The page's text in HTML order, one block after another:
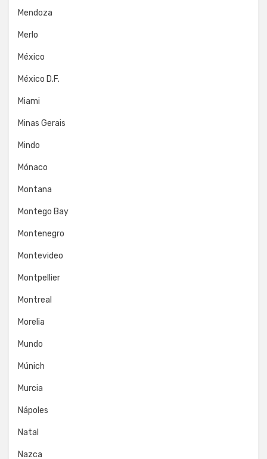
Mendoza
Merlo
México
México D.F.
Miami
Minas Gerais
Mindo
Mónaco
Montana
Montego Bay
Montenegro
Montevideo
Montpellier
Montreal
Morelia
Mundo
Múnich
Murcia
Nápoles
Natal
Nazca